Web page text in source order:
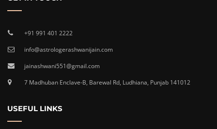
+91 991 401 2222
info@astrologerashwanijain.com
jainashwani551@gmail.com
7 Madhuban Enclave-B, Barewal Rd, Ludhiana, Punjab 141012
USEFUL LINKS